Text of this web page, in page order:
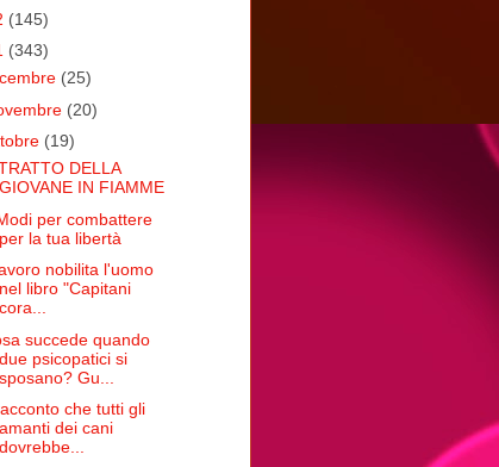
(145)
(343)
(25)
(20)
(19)
DELLA
GIOVANE IN FIAMME
per combattere
per la tua libertà
nobilita l'uomo
nel libro "Capitani
cora...
succede quando
due psicopatici si
sposano? Gu...
che tutti gli
amanti dei cani
dovrebbe...